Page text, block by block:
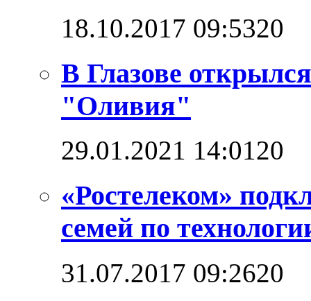
18.10.2017 09:5320
В Глазове
"Оливия"
29.01.2021 14:0120
«Ростелеком»
семей по
31.07.2017 09:2620